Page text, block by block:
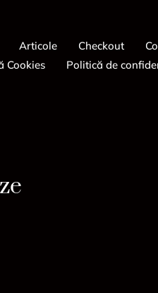
Articole Checkout
Cookies
Politică de